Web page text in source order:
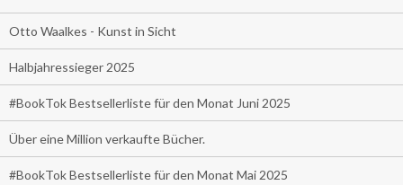
Otto Waalkes - Kunst in Sicht
Halbjahressieger 2025
#BookTok Bestsellerliste für den Monat Juni 2025
Über eine Million verkaufte Bücher.
#BookTok Bestsellerliste für den Monat Mai 2025